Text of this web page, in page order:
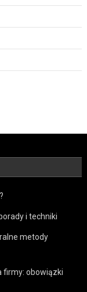
i techniki
metody
firmy: obowiązki